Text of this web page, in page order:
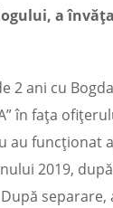
a
2 ani cu
în fața
au funcționat
2019,
separare,